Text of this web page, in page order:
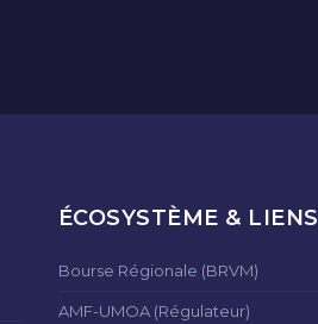
ÉCOSYSTÈME & LIENS
Bourse Régionale (BRVM)
AMF-UMOA (Régulateur)